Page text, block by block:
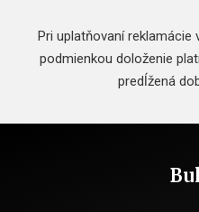
Pri uplatňovaní reklamácie
podmienkou doloženie
predĺžená